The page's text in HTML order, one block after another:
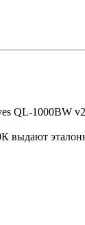
QL-1000BW
выдают